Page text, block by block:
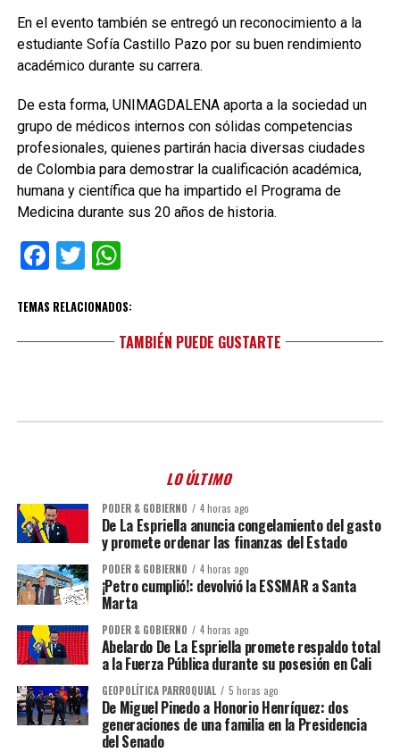
En el evento también se entregó un reconocimiento a la
estudiante Sofía Castillo Pazo por su buen rendimiento
académico durante su carrera.
De esta forma, UNIMAGDALENA aporta a la sociedad un
grupo de médicos internos con sólidas competencias
profesionales, quienes partirán hacia diversas ciudades
de Colombia para demostrar la cualificación académica,
humana y científica que ha impartido el Programa de
Medicina durante sus 20 años de historia.
Facebook
TwitterWhatsApp
TEMAS RELACIONADOS:
TAMBIÉN PUEDE GUSTARTE
LO ÚLTIMO
PODER & GOBIERNO 4 horas ago
De La Espriella anuncia congelamiento del gasto
y promete ordenar las finanzas del Estado
PODER & GOBIERNO 4 horas ago
¡Petro cumplió!: devolvió la ESSMAR a Santa
Marta
PODER & GOBIERNO 4 horas ago
Abelardo De La Espriella promete respaldo total
a la Fuerza Pública durante su posesión en Cali
GEOPOLÍTICA PARROQUIAL 5 horas ago
De Miguel Pinedo a Honorio Henríquez: dos
generaciones de una familia en la Presidencia
del Senado